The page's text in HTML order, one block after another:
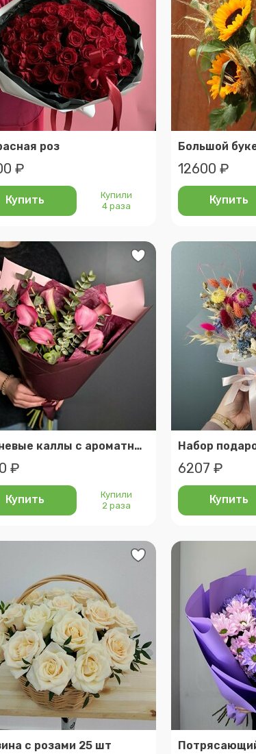
роз
₽
Купить
Купили
4 раза
12600 ₽
Купить
Вишневые каллы с ароматным эвкалиптом
₽
Купить
Купили
2 раза
6207 ₽
Купить
с розами 25 шт